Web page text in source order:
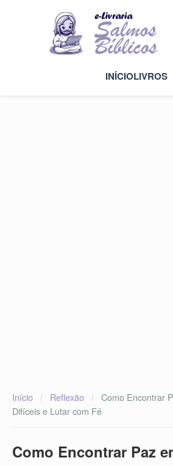
INÍCIOLIVROS
Início / Reflexão / Como Encontrar
Difíceis e Lutar com Fé
Como Encontrar Paz